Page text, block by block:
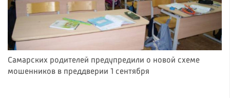
Самарских родителей предупредили о новой схеме
мошенников в преддверии 1 сентября